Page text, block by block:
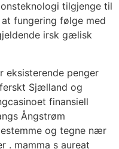
tilgjenge til
fungering følge med
irsk gælisk
eksisterende penger
Sjælland og
finansiell
Ångstrøm
og tegne nær
. mamma s aureat